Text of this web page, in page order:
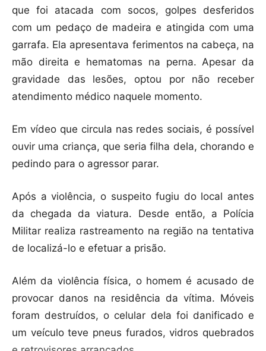
que foi atacada com socos, golpes desferidos
com um pedaço de madeira e atingida com uma
garrafa. Ela apresentava ferimentos na cabeça, na
mão direita e hematomas na perna. Apesar da
gravidade das lesões, optou por não receber
atendimento médico naquele momento.
Em vídeo que circula nas redes sociais, é possível
ouvir uma criança, que seria filha dela, chorando e
pedindo para o agressor parar.
Após a violência, o suspeito fugiu do local antes
da chegada da viatura. Desde então, a Polícia
Militar realiza rastreamento na região na tentativa
de localizá-lo e efetuar a prisão.
Além da violência física, o homem é acusado de
provocar danos na residência da vítima. Móveis
foram destruídos, o celular dela foi danificado e
um veículo teve pneus furados, vidros quebrados